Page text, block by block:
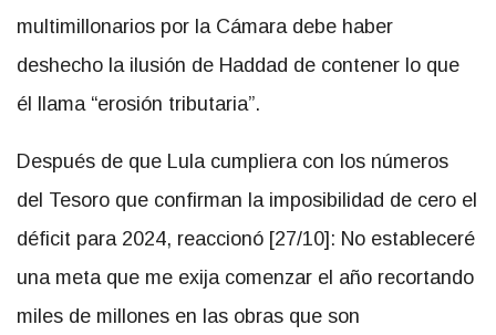
multimillonarios por la Cámara debe haber
deshecho la ilusión de Haddad de contener lo que
él llama “erosión tributaria”.
Después de que Lula cumpliera con los números
del Tesoro que confirman la imposibilidad de cero el
déficit para 2024, reaccionó [27/10]: No estableceré
una meta que me exija comenzar el año recortando
miles de millones en las obras que son